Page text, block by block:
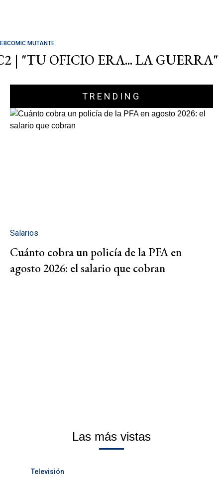
MUTANTE
| "TU OFICIO ERA... LA GUERRA"
TRENDING
Salarios
Cuánto cobra un policía de la PFA en
agosto 2026: el salario que cobran
Las más vistas
Televisión